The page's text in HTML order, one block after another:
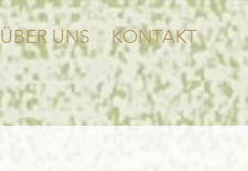
ÜBER UNS KONTAKT